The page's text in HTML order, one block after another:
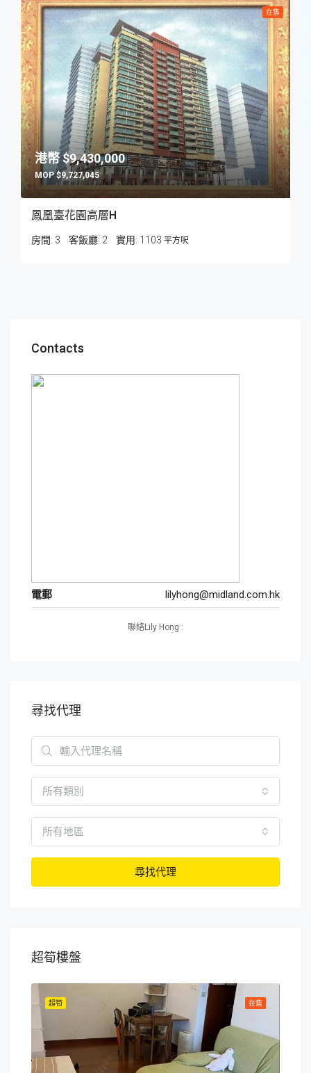
在售
$9,430,000
$9,727,045
鳳凰臺花園高層H
房間: 3 客飯廳: 2 1103 平方呎
Contacts
電郵 lilyhong@midland.com.hk
聯絡Lily Hong :
尋找代理
所有類別
所有地區
尋找代理
超筍樓盤
在售
超筍